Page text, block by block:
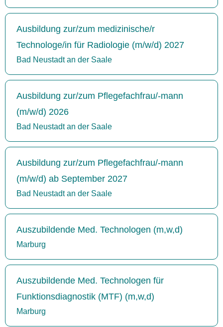
Ausbildung zur/zum medizinische/r
Technologe/in für Radiologie (m/w/d) 2027
Bad Neustadt an der Saale
Ausbildung zur/zum Pflegefachfrau/-mann
(m/w/d) 2026
Bad Neustadt an der Saale
Ausbildung zur/zum Pflegefachfrau/-mann
(m/w/d) ab September 2027
Bad Neustadt an der Saale
Auszubildende Med. Technologen (m,w,d)
Marburg
Auszubildende Med. Technologen für
Funktionsdiagnostik (MTF) (m,w,d)
Marburg